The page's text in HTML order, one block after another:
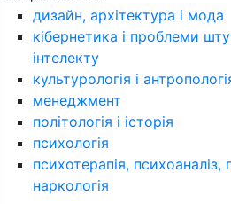
дизайн, архітектура і мода
кібернетика і проблеми
інтелекту
культурологія і
менеджмент
політологія і історія
психологія
психотерапія, психоаналіз,
наркологія